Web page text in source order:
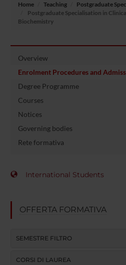
Home Teaching
Postgraduate
Postgraduate Specialisation in
Biochemistry
Overview
Enrolment Procedures and
Degree Programme
Courses
Notices
Governing bodies
Rete formativa
International Students
OFFERTA FORMATIVA
SEMESTRE FILTRO
CORSI DI LAUREA